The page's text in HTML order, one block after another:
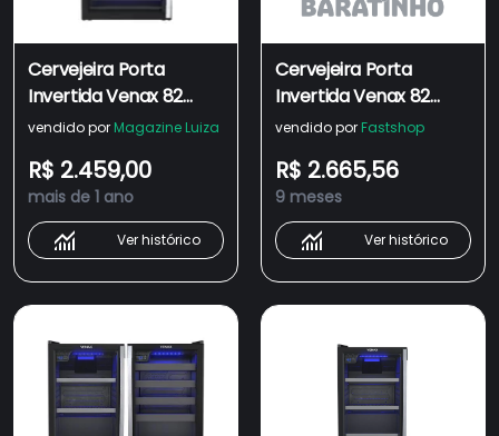
Cervejeira Porta
Invertida Venax 82
Litros Blue Light Preto
220V
vendido por Magazine Luiza
R$ 2.459,00
mais de 1 ano
Ver histórico
Cervejeira Porta
Invertida Venax 82
Litros Blue Light Preto
110V
vendido por Fastshop
R$ 2.665,56
9 meses
Ver histórico